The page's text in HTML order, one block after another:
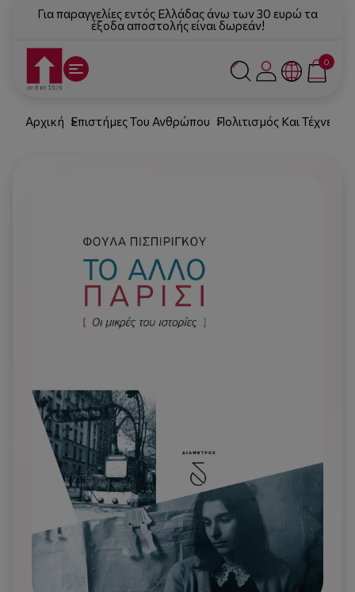
Για παραγγελίες εντός Ελλάδας άνω των 30 ευρώ τα
έξοδα αποστολής είναι δωρεάν!
0
Αρχική Επιστήμες Του Ανθρώπου Πολιτισμός Και Τέχνες